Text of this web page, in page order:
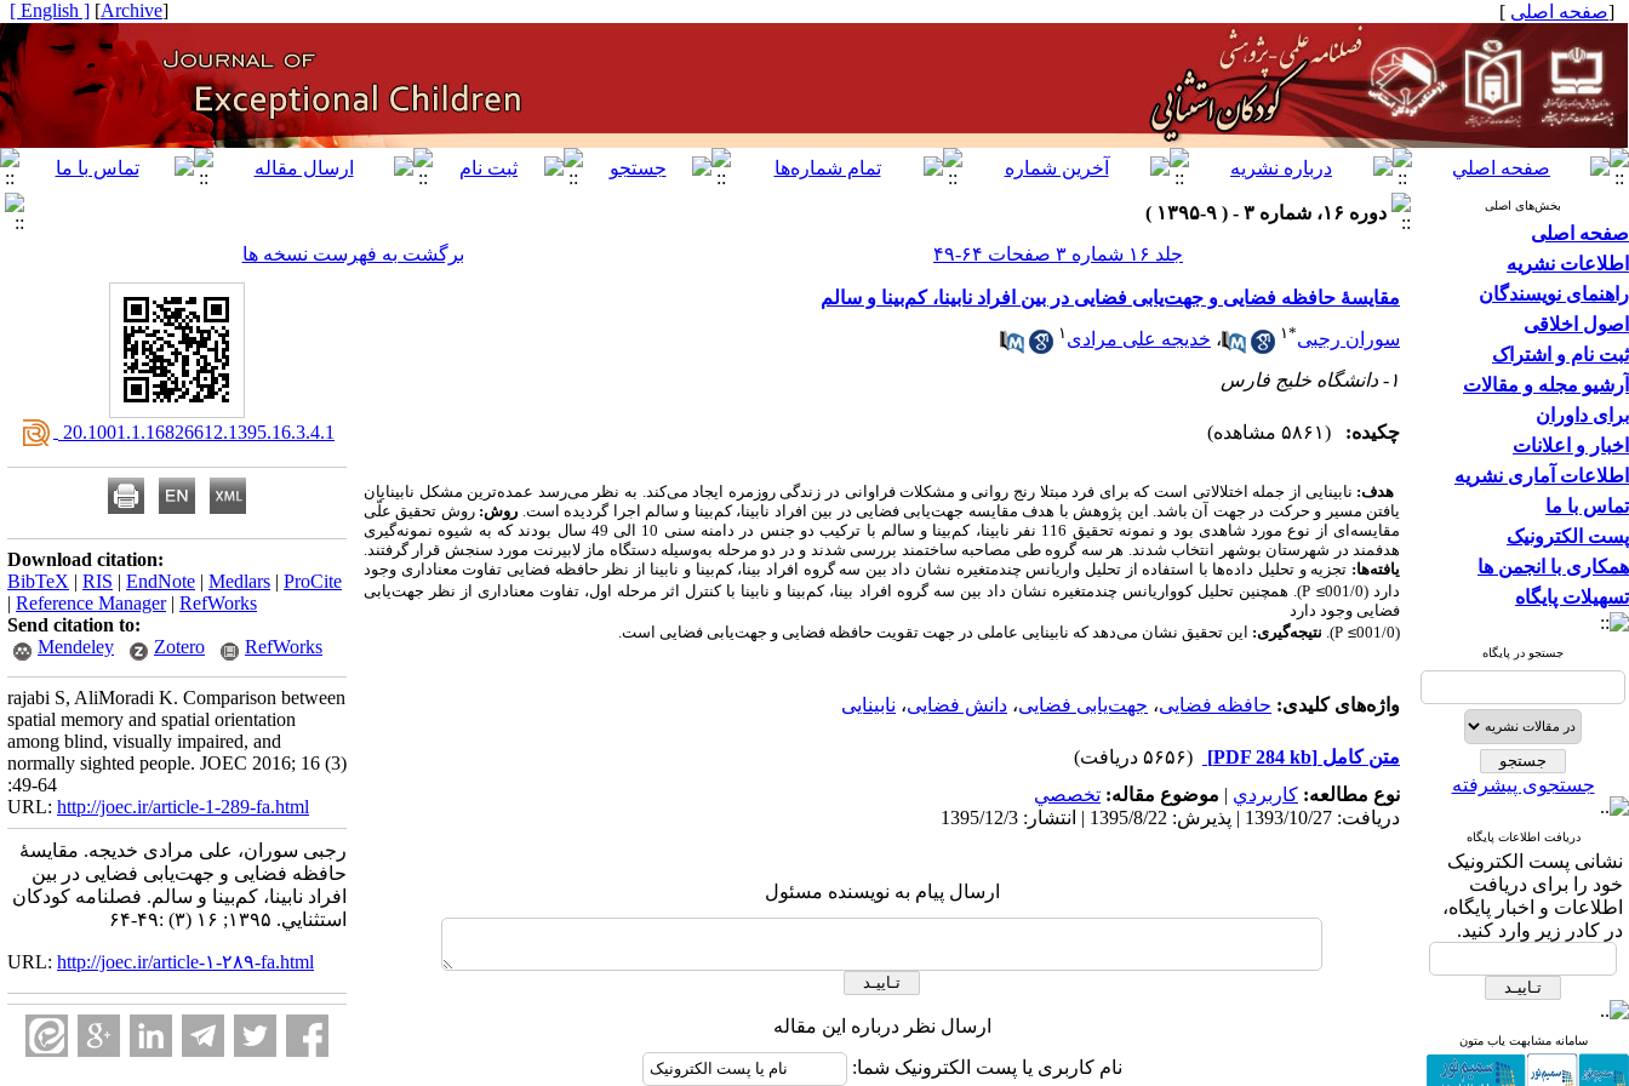
[صفحه اصلی ]
[
Archive
]
[ English ]
بخش‌های اصلی
صفحه اصلی
اطلاعات نشریه
راهنمای نویسندگان
اصول اخلاقی
ثبت نام و اشتراک
آرشیو مجله و مقالات
برای داوران
اخبار و اعلانات
اطلاعات آماری نشریه
تماس با ما
پست الکترونیک
همکاری با انجمن ها
تسهیلات پایگاه
جستجو در پایگاه
جستجوی پیشرفته
دریافت اطلاعات پایگاه
نشانی پست الکترونیک
خود را برای دریافت
اطلاعات و اخبار پایگاه،
در کادر زیر وارد کنید.
سامانه مشابهت یاب متون
دوره ۱۶، شماره ۳ - ( ۹-۱۳۹۵ )
جلد ۱۶ شماره ۳ صفحات ۶۴-۴۹
برگشت به فهرست نسخه ها
مقایسۀ حافظه فضایی و جهت‌یابی فضایی در بین افراد نابینا، کم‌بینا و سالم
سوران رجبی*۱ ، خدیجه علی مرادی ۱
۱- دانشگاه خلیج فارس
چکیده: (۵۸۶۱ مشاهده)
هدف: نابینایی از جمله اختلالاتی است که برای فرد مبتلا رنج روانی و مشکلات فراوانی در زندگی روزمره ایجاد می‌کند. به نظر می‌رسد عمده‌ترین مشکل نابینایان
یافتن مسیر و حرکت در جهت آن باشد. این پژوهش با هدف مقایسه جهت‌یابی فضایی در بین افراد نابینا، کم‌بینا و سالم اجرا گردیده است. روش: روش تحقیق علّی
مقایسه‌ای از نوع مورد شاهدی بود و نمونه تحقیق 116 نفر نابینا، کم‌بینا و سالم با ترکیب دو جنس در دامنه سنی 10 الی 49 سال بودند که به شیوه نمونه‌گیری
هدفمند در شهرستان بوشهر انتخاب شدند. هر سه گروه طی مصاحبه ساختمند بررسی شدند و در دو مرحله به‌وسیله دستگاه ماز لابیرنت مورد سنجش قرار گرفتند.
یافته‌ها: تجزیه و تحلیل داده‌ها با استفاده از تحلیل واریانس چندمتغیره نشان داد بین سه گروه افراد بینا، کم‌بینا و نابینا از نظر حافظه فضایی تفاوت معناداری وجود
دارد (001/0
≥
P). همچنین تحلیل کوواریانس چندمتغیره نشان داد بین سه گروه افراد بینا، کم‌بینا و نابینا با کنترل اثر مرحله اول، تفاوت معناداری از نظر جهت‌یابی
فضایی وجود دارد
(001/0
≥
P
). نتیجه‌گیری: این تحقیق نشان می‌دهد که نابینایی عاملی در جهت تقویت حافظه فضایی و جهت‌یابی فضایی است.
واژه‌های کلیدی: حافظه فضایی، جهت‌یابی فضایی، دانش فضایی، نابینایی
متن کامل [PDF 284 kb]
(۵۶۵۶ دریافت)
نوع مطالعه: كاربردي | موضوع مقاله: تخصصي
دریافت: 1393/10/27 | پذیرش: 1395/8/22 | انتشار: 1395/12/3
ارسال پیام به نویسنده مسئول
ارسال نظر درباره این مقاله
نام کاربری یا پست الکترونیک شما:
‎ 20.1001.1.16826612.1395.16.3.4.1
Download citation:
BibTeX | RIS | EndNote | Medlars | ProCite
| Reference Manager| RefWorks
Send citation to:
Mendeley
Zotero RefWorks
rajabi S, AliMoradi K. Comparison between
spatial memory and spatial orientation
among blind, visually impaired, and
normally sighted people. JOEC 2016; 16 (3)
:49-64
URL: http://joec.ir/article-1-289-fa.html
رجبی سوران، علی مرادی خدیجه. مقایسۀ
حافظه فضایی و جهت‌یابی فضایی در بین
افراد نابینا، کم‌بینا و سالم. فصلنامه كودكان
استثنايي. ۱۳۹۵; ۱۶ (۳) :۴۹-۶۴
URL: http://joec.ir/article-۱-۲۸۹-fa.html